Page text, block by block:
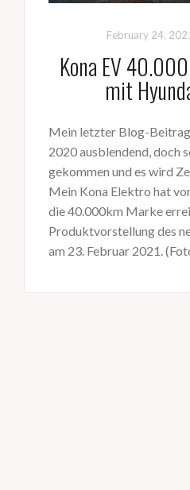
February 24,
Kona EV
mit
Mein letzter Blog-
2020 ausblendend, doch
gekommen und es wird
Mein Kona Elektro hat
die 40.000km Marke
Produktvorstellung des
am 23. Februar 2021.